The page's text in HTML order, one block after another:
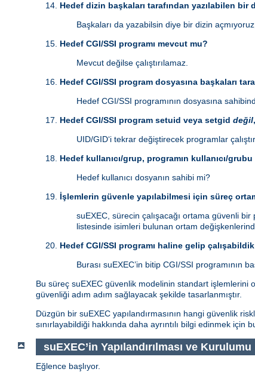
Hedef dizin başkaları tarafından yazılabilen
Başkaları da yazabilsin diye bir dizin
Hedef CGI/SSI programı mevcut mu?
Mevcut değilse çalıştırılamaz.
Hedef CGI/SSI program dosyasına başkaları
Hedef CGI/SSI programının dosyasına
Hedef CGI/SSI program setuid veya setgid değil
UID/GID‘i tekrar değiştirecek programlar
Hedef kullanıcı/grup, programın kullanıcı/grubu
Hedef kullanıcı dosyanın sahibi mi?
İşlemlerin güvenle yapılabilmesi için süreç
suEXEC, sürecin çalışacağı ortama güvenli
listesinde isimleri bulunan ortam
Hedef CGI/SSI programı haline gelip
Burası suEXEC’in bitip CGI/SSI programının
Bu süreç suEXEC güvenlik modelinin standart işlemlerini
güvenliği adım adım sağlayacak şekilde tasarlanmıştır.
Düzgün bir suEXEC yapılandırmasının hangi güvenlik
sınırlayabildiği hakkında daha ayrıntılı bilgi edinmek için
suEXEC’in Yapılandırılması ve Kurulumu
Eğlence başlıyor.